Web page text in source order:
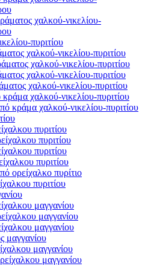
χαλκού-νικελίου-
πυριτίου
χαλκού-νικελίου-πυριτίου
χαλκού-νικελίου-πυριτίου
χαλκού-νικελίου-πυριτίου
χαλκού-νικελίου-πυριτίου
χαλκού-νικελίου-πυριτίου
κράμα χαλκού-νικελίου-πυριτίου
πυριτίου
πυριτίου
πυριτίου
πυριτίου
ορείχαλκο πυρίτιο
πυριτίου
μαγγανίου
μαγγανίου
μαγγανίου
μαγγανίου
μαγγανίου
μαγγανίου